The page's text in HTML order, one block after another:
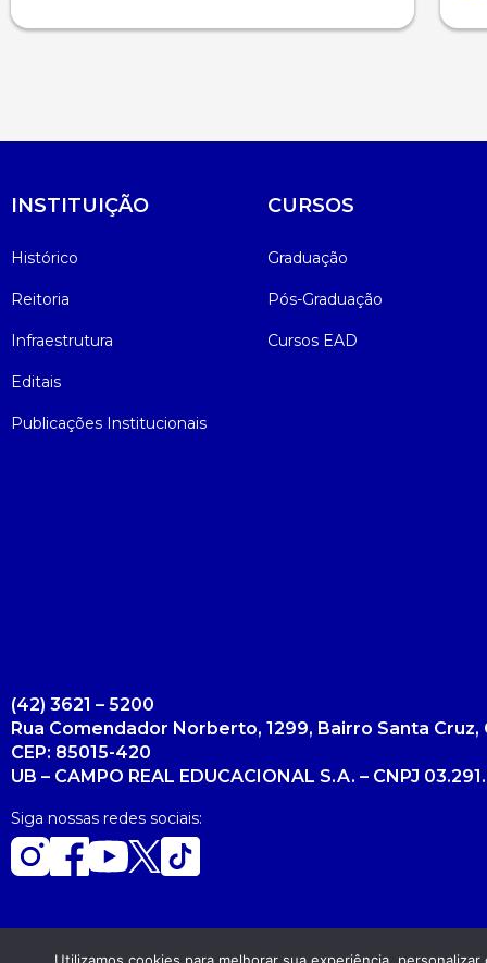
INSTITUIÇÃO
Histórico
Reitoria
Infraestrutura
Editais
Publicações Institucionais
CURSOS
Graduação
Pós-Graduação
Cursos EAD
(42) 3621 – 5200
Rua Comendador Norberto, 1299, Bairro Santa Cruz,
CEP: 85015-420
UB – CAMPO REAL EDUCACIONAL S.A. – CNPJ
Siga nossas redes sociais: